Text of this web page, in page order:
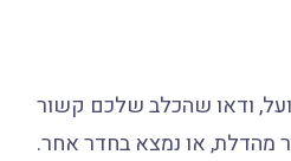
ודאו שהכלב שלכם קשור
מהדלת, או נמצא בחדר אחר.